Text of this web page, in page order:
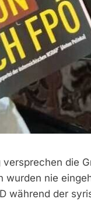
die
wurden nie
während der